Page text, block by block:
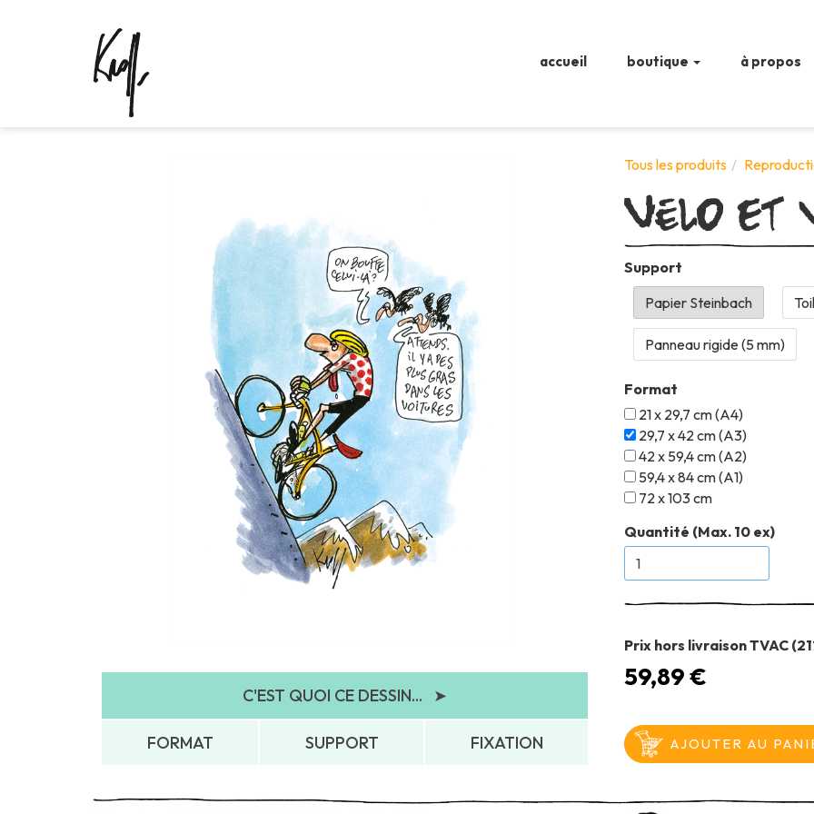
accueil boutique à propos
C'EST QUOI CE DESSIN... ➤
FORMAT SUPPORT FIXATION
Tous les produits
Vélo et
Support
Format
21 x 29,7 cm (A4)
29,7 x 42 cm (A3)
42 x 59,4 cm (A2)
59,4 x 84 cm (A1)
72 x 103 cm
Quantité (Max. 10 ex)
Prix hors livraison TVAC
59,89 €